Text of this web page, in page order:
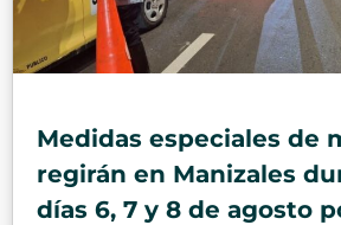
Medidas especiales de
regirán en Manizales
días 6, 7 y 8 de agosto